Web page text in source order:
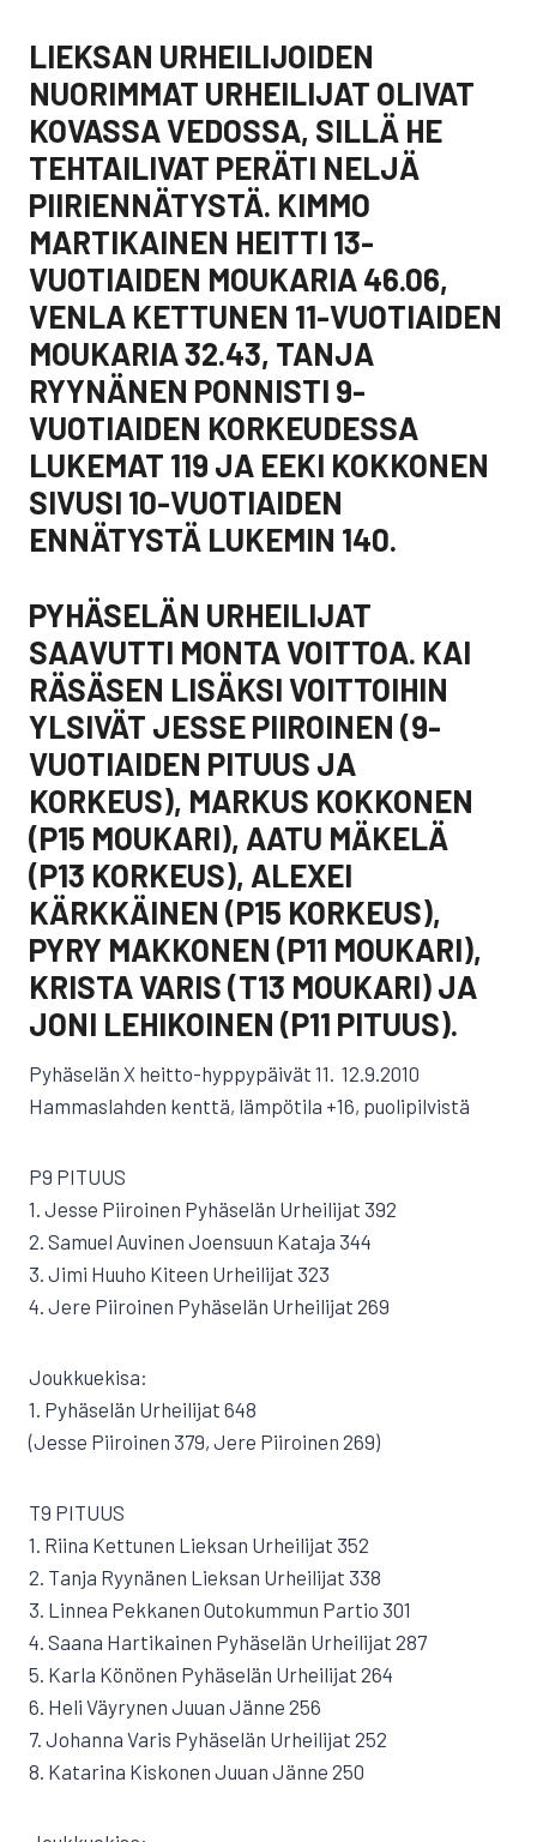
LIEKSAN URHEILIJOIDEN
NUORIMMAT URHEILIJAT OLIVAT
KOVASSA VEDOSSA, SILLÄ HE
TEHTAILIVAT PERÄTI NELJÄ
PIIRIENNÄTYSTÄ. KIMMO
MARTIKAINEN HEITTI 13-
VUOTIAIDEN MOUKARIA 46.06,
VENLA KETTUNEN 11-VUOTIAIDEN
MOUKARIA 32.43, TANJA
RYYNÄNEN PONNISTI 9-
VUOTIAIDEN KORKEUDESSA
LUKEMAT 119 JA EEKI KOKKONEN
SIVUSI 10-VUOTIAIDEN
ENNÄTYSTÄ LUKEMIN 140.
PYHÄSELÄN URHEILIJAT
SAAVUTTI MONTA VOITTOA. KAI
RÄSÄSEN LISÄKSI VOITTOIHIN
YLSIVÄT JESSE PIIROINEN (9-
VUOTIAIDEN PITUUS JA
KORKEUS), MARKUS KOKKONEN
(P15 MOUKARI), AATU MÄKELÄ
(P13 KORKEUS), ALEXEI
KÄRKKÄINEN (P15 KORKEUS),
PYRY MAKKONEN (P11 MOUKARI),
KRISTA VARIS (T13 MOUKARI) JA
JONI LEHIKOINEN (P11 PITUUS).
Pyhäselän X heitto-hyppypäivät 11.  12.9.2010
Hammaslahden kenttä, lämpötila +16, puolipilvistä
P9 PITUUS
1. Jesse Piiroinen Pyhäselän Urheilijat 392
2. Samuel Auvinen Joensuun Kataja 344
3. Jimi Huuho Kiteen Urheilijat 323
4. Jere Piiroinen Pyhäselän Urheilijat 269
Joukkuekisa:
1. Pyhäselän Urheilijat 648
(Jesse Piiroinen 379, Jere Piiroinen 269)
T9 PITUUS
1. Riina Kettunen Lieksan Urheilijat 352
2. Tanja Ryynänen Lieksan Urheilijat 338
3. Linnea Pekkanen Outokummun Partio 301
4. Saana Hartikainen Pyhäselän Urheilijat 287
5. Karla Könönen Pyhäselän Urheilijat 264
6. Heli Väyrynen Juuan Jänne 256
7. Johanna Varis Pyhäselän Urheilijat 252
8. Katarina Kiskonen Juuan Jänne 250